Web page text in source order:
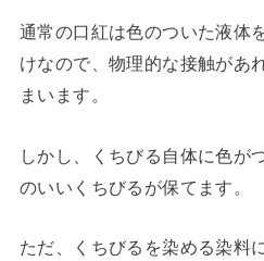
通常の口紅は色のついた液体
けなので、物理的な接触があ
まいます。
しかし、くちびる自体に色が
のいいくちびるが保てます。
ただ、くちびるを染める染料